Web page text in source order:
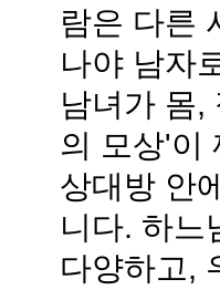
람은 다른
나야 남자
남녀가 몸,
의 모상'이
상대방 안
니다. 하느
다양하고,